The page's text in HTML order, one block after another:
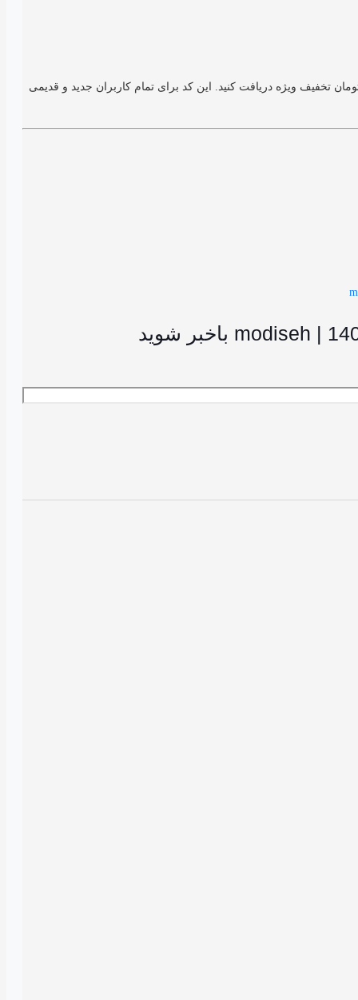
هزار تومان از دسته بندی شال و روسری سایت محبوب مدیسه، می توانید از این کوپن استفاده کرده و 100 هزار تومان تخفیف ویژه دریافت کنید. این کد برای تمام کاربران جدید و قدیمی